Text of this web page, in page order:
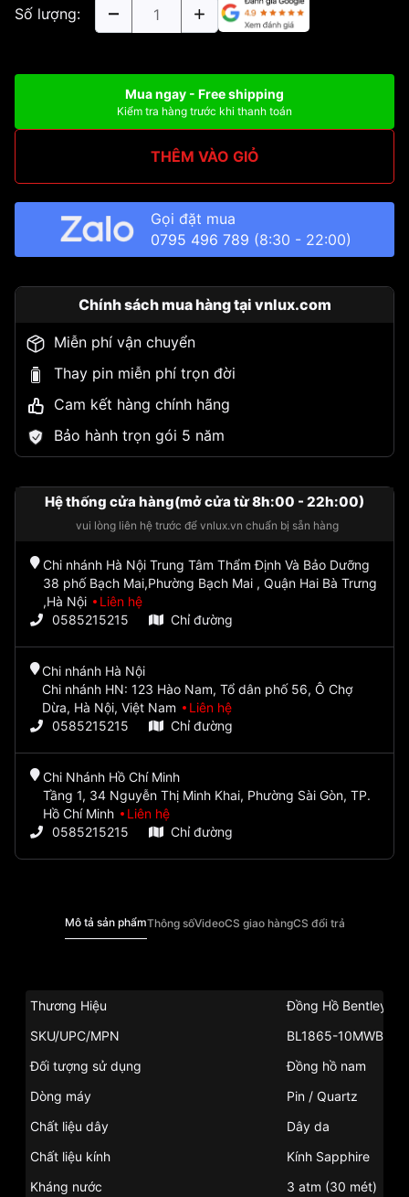
Số lượng:
Mua ngay - Free shipping
Kiểm tra hàng trước khi thanh toán
THÊM VÀO GIỎ
Gọi đặt mua
0795 496 789 (8:30 - 22:00)
Chính sách mua hàng tại vnlux.com
Miễn phí vận chuyển
Thay pin miễn phí trọn đời
Cam kết hàng chính hãng
Bảo hành trọn gói 5 năm
Hệ thống cửa hàng(mở cửa từ 8h:00 - 22h:00)
vui lòng liên hệ trước để vnlux.vn chuẩn bị sẵn hàng
Chi nhánh Hà Nội Trung Tâm Thẩm Định Và Bảo Dưỡng
38 phố Bạch Mai,Phường Bạch Mai , Quận Hai Bà Trưng
,Hà Nội
Liên hệ
0585215215
Chỉ đường
Chi nhánh Hà Nội
Chi nhánh HN: 123 Hào Nam, Tổ dân phố 56, Ô Chợ
Dừa, Hà Nội, Việt Nam
Liên hệ
0585215215
Chỉ đường
Chi Nhánh Hồ Chí Minh
Tầng 1, 34 Nguyễn Thị Minh Khai, Phường Sài Gòn, TP.
Hồ Chí Minh
Liên hệ
0585215215
Chỉ đường
Mô tả sản phẩmThông sốVideoCS giao hàngCS đổi trả
Thương Hiệu
Đồng Hồ Bentley
SKU/UPC/MPN
BL1865-10MWBB
Đối tượng sử dụng
Đồng hồ nam
Dòng máy
Pin / Quartz
Chất liệu dây
Dây da
Chất liệu kính
Kính Sapphire
Kháng nước
3 atm (30 mét)